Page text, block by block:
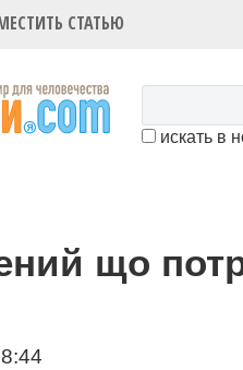
СТАТЬЮ
искать в
що